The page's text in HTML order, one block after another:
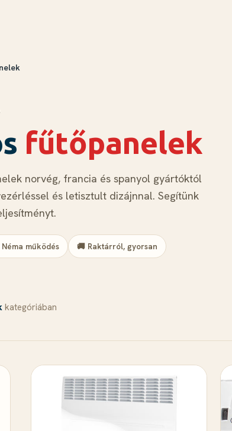
fűtőpanelek
norvég, francia és spanyol gyártóktól
és letisztult dizájnnal. Segítünk
működés 🚚 Raktárról, gyorsan
kategóriában